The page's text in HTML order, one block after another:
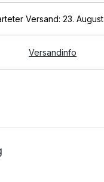
Versand: 23. August
Versandinfo